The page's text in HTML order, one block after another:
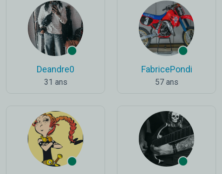
Deandre0
31 ans
FabricePondi
57 ans